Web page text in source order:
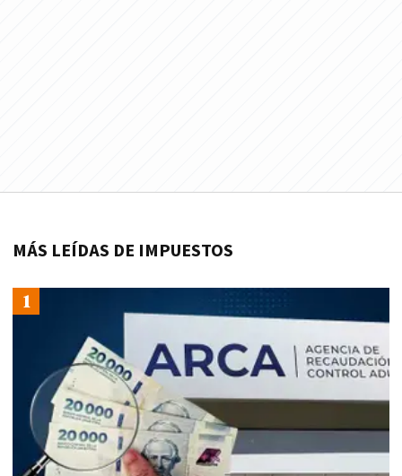
MÁS LEÍDAS DE IMPUESTOS